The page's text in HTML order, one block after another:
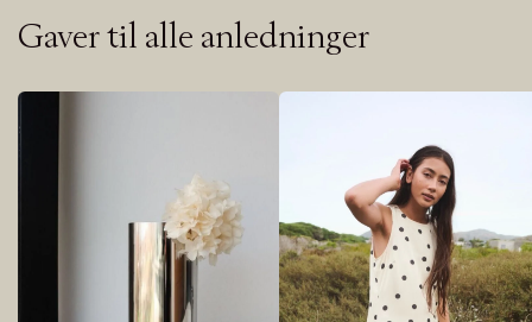
Gaver til alle anledninger